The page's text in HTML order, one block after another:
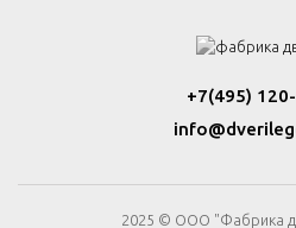
+7(495)
2025 © ООО "Фабрика